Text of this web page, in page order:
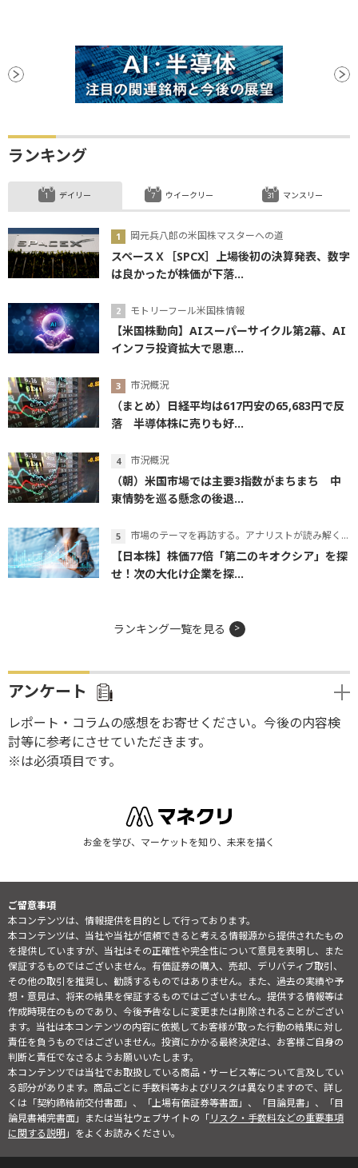
ランキング
デイリー
岡元兵八郎の米国株マスターへの道
スペースＸ［SPCX］上場後初の決算発表、数字
は良かったが株価が下落...
モトリーフール米国株情報
【米国株動向】AIスーパーサイクル第2幕、AI
インフラ投資拡大で恩恵...
市況概況
（まとめ）日経平均は617円安の65,683円で反
落 半導体株に売りも好...
市況概況
（朝）米国市場では主要3指数がまちまち 中
東情勢を巡る懸念の後退...
市場のテーマを再訪する。アナリストが読み解くテーマの本質
【日本株】株価77倍「第二のキオクシア」を探
せ！次の大化け企業を探...
ウイークリー マンスリー
ランキング一覧を見る
アンケート
レポート・コラムの感想をお寄せください。今後の内容検
討等に参考にさせていただきます。
※は必須項目です。
お金を学び、マーケットを知り、未来を描く
ご留意事項
本コンテンツは、情報提供を目的として行っております。
本コンテンツは、当社や当社が信頼できると考える情報源から提供されたもの
を提供していますが、当社はその正確性や完全性について意見を表明し、また
保証するものではございません。有価証券の購入、売却、デリバティブ取引、
その他の取引を推奨し、勧誘するものではありません。また、過去の実績や予
想・意見は、将来の結果を保証するものではございません。提供する情報等は
作成時現在のものであり、今後予告なしに変更または削除されることがござい
ます。当社は本コンテンツの内容に依拠してお客様が取った行動の結果に対し
責任を負うものではございません。投資にかかる最終決定は、お客様ご自身の
判断と責任でなさるようお願いいたします。
本コンテンツでは当社でお取扱している商品・サービス等について言及してい
る部分があります。商品ごとに手数料等およびリスクは異なりますので、詳し
くは「契約締結前交付書面」、「上場有価証券等書面」、「目論見書」、「目
論見書補完書面」または当社ウェブサイトの「リスク・手数料などの重要事項
に関する説明」をよくお読みください。